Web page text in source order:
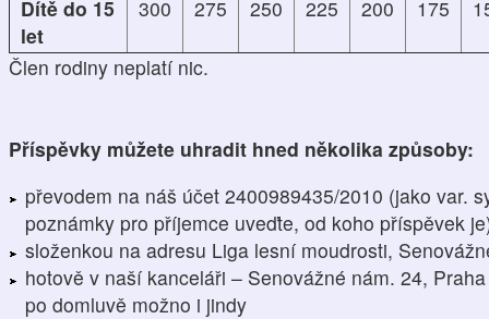
Dítě do 15
let
300 275 250 225 200 175
Člen rodiny neplatí nic.
Příspěvky můžete uhradit hned několika způsoby:
převodem na náš účet 2400989435/2010 (jako var.
poznámky pro příjemce uveďte, od koho příspěvek
složenkou na adresu Liga lesní moudrosti,
hotově v naší kanceláři – Senovážné nám. 24,
po domluvě možno i jindy